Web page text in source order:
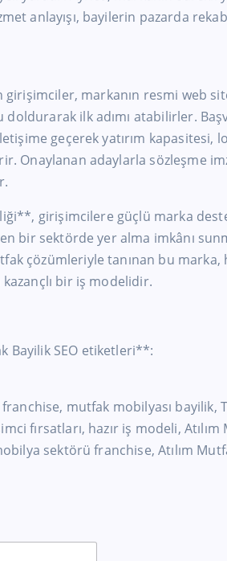
anlayışı, bayilerin pazarda
girişimciler, markanın resmi web
ilk adımı atabilirler.
geçerek yatırım kapasitesi,
Onaylanan adaylarla sözleşme
girişimcilere güçlü marka
bir sektörde yer alma imkânı
çözümleriyle tanınan bu marka,
bir iş modelidir.
Bayilik SEO etiketleri**:
franchise, mutfak mobilyası bayilik,
fırsatları, hazır iş modeli, Atılım
sektörü franchise, Atılım